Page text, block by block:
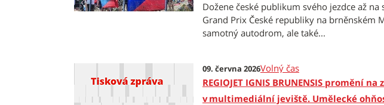
Dožene české publikum svého jezdce až
Grand Prix České republiky na
samotný autodrom, ale také...
09. června 2026Volný čas
REGIOJET IGNIS BRUNENSIS promění
v multimediální jeviště. Umělecké